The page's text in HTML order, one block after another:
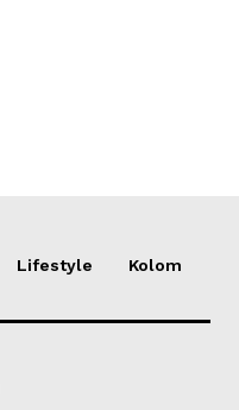
Lifestyle Kolom